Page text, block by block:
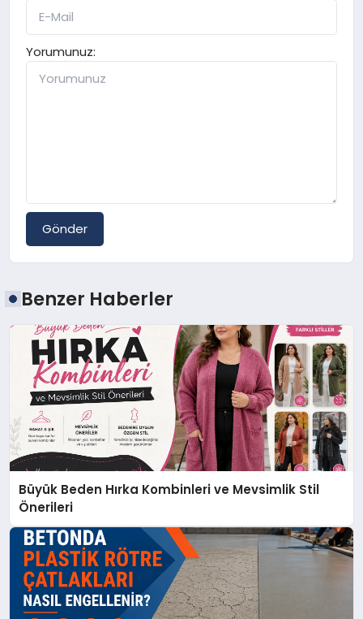
Yorumunuz:
Gönder
Benzer Haberler
Büyük Beden Hırka Kombinleri ve Mevsimlik Stil
Önerileri